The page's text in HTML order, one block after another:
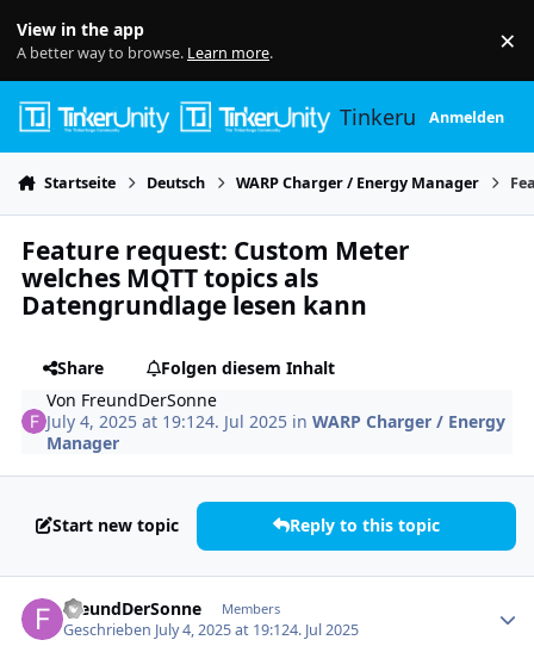
View in the app
A better way to browse. Learn more. ×
TinkerunityAnmelden
Startseite Deutsch WARP Charger / Energy Manager
Feature request: Custom Meter
welches MQTT topics als
Datengrundlage lesen kann
Share
Folgen diesem Inhalt
Von FreundDerSonne
July 4, 2025 at 19:124. Jul 2025 inWARP Charger / Energy
Manager
Start new topic Reply to this topic
FreundDerSonne Members
Geschrieben July 4, 2025 at 19:124. Jul 2025